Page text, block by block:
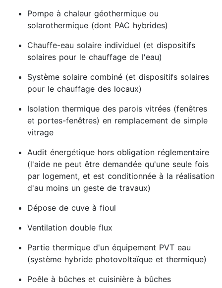
Pompe à chaleur géothermique ou
solarothermique (dont PAC hybrides)
Chauffe-eau solaire individuel (et dispositifs
solaires pour le chauffage de l'eau)
Système solaire combiné (et dispositifs solaires
pour le chauffage des locaux)
Isolation thermique des parois vitrées (fenêtres
et portes-fenêtres) en remplacement de simple
vitrage
Audit énergétique hors obligation réglementaire
(l'aide ne peut être demandée qu'une seule fois
par logement, et est conditionnée à la réalisation
d'au moins un geste de travaux)
Dépose de cuve à fioul
Ventilation double flux
Partie thermique d'un équipement PVT eau
(système hybride photovoltaïque et thermique)
Poêle à bûches et cuisinière à bûches